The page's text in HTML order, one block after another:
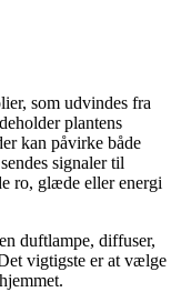
som udvindes fra
plantens
kan påvirke både
signaler til
ro, glæde eller energi
duftlampe, diffuser,
vigtigste er at vælge